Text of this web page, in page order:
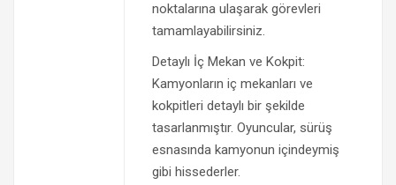
noktalarına ulaşarak görevleri
tamamlayabilirsiniz.
Detaylı İç Mekan ve Kokpit:
Kamyonların iç mekanları ve
kokpitleri detaylı bir şekilde
tasarlanmıştır. Oyuncular, sürüş
esnasında kamyonun içindeymiş
gibi hissederler.